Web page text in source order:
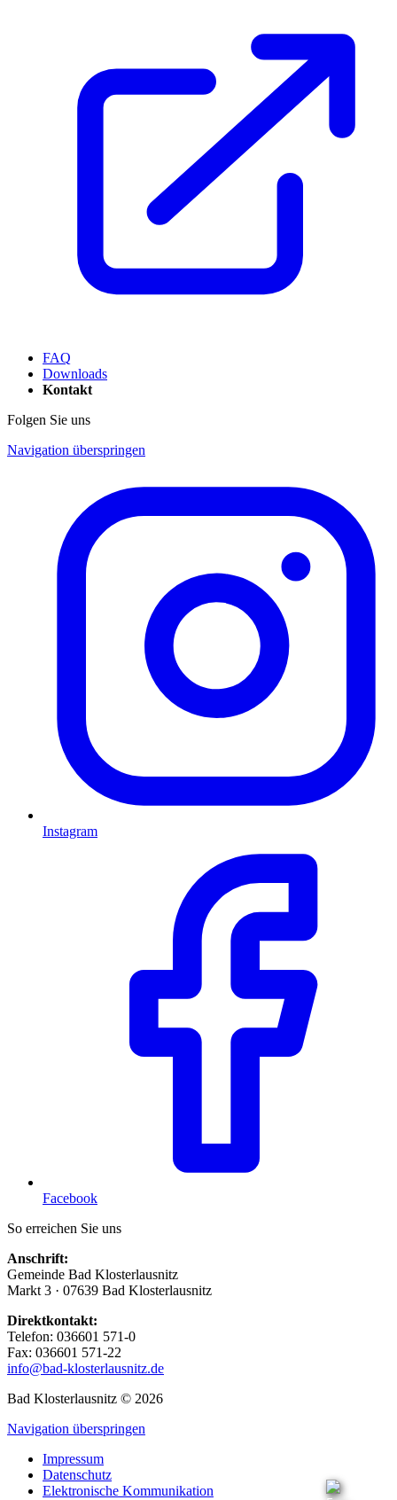
FAQ
Downloads
Kontakt
Folgen Sie uns
Navigation überspringen
Instagram
Facebook
So erreichen Sie uns
Anschrift:
Gemeinde Bad Klosterlausnitz
Markt 3 · 07639 Bad Klosterlausnitz
Direktkontakt:
Telefon: 036601 571-0
Fax: 036601 571-22
info@bad-klosterlausnitz.de
Bad Klosterlausnitz © 2026
Navigation überspringen
Impressum
Datenschutz
Elektronische Kommunikation